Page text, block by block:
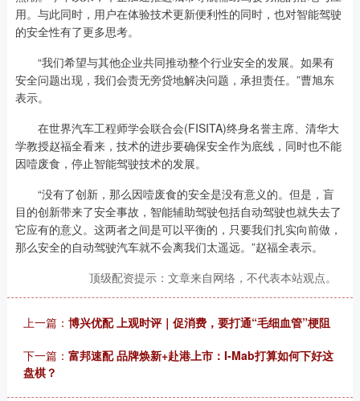
用。与此同时，用户在体验技术更新便利性的同时，也对智能驾驶
的安全性有了更多思考。
“我们希望与其他企业共同推动整个行业安全的发展。如果有
安全问题出现，我们会责无旁贷地解决问题，承担责任。”曹旭东
表示。
在世界汽车工程师学会联合会(FISITA)终身名誉主席、清华大
学教授赵福全看来，技术的进步要确保安全作为底线，同时也不能
因噎废食，停止智能驾驶技术的发展。
“没有了创新，那么因噎废食的安全是没有意义的。但是，盲
目的创新带来了安全事故，智能辅助驾驶包括自动驾驶也就失去了
它应有的意义。这两者之间是可以平衡的，只要我们扎实向前做，
那么安全的自动驾驶汽车就不会离我们太遥远。”赵福全表示。
顶级配资提示：文章来自网络，不代表本站观点。
上一篇： 博兴优配 上观时评｜促消费，要打通“毛细血管”梗阻
下一篇： 富邦速配 品牌焕新+赴港上市：I-Mab打算如何下好这
盘棋？